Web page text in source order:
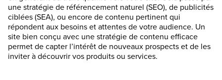
une stratégie de référencement naturel (SEO), de publicités
ciblées (SEA), ou encore de contenu pertinent qui
répondent aux besoins et attentes de votre audience. Un
site bien conçu avec une stratégie de contenu efficace
permet de capter l’intérêt de nouveaux prospects et de les
inviter à découvrir vos produits ou services.